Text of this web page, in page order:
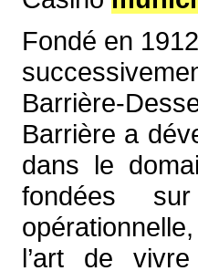
Fondé en
Barrière-
Barrière a
dans le
fondées
l’art de